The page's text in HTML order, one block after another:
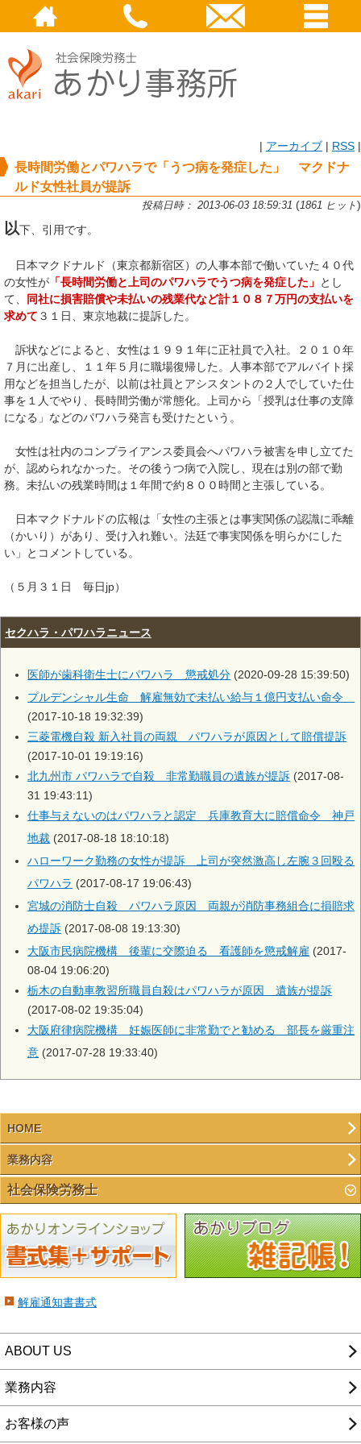
| アーカイブ | RSS |
長時間労働とパワハラで「うつ病を発症した」 マクドナ
ルド女性社員が提訴
投稿日時： 2013-06-03 18:59:31 (1861 ヒット)
以下、引用です。
日本マクドナルド（東京都新宿区）の人事本部で働いていた４０代
の女性が 「長時間労働と上司のパワハラでうつ病を発症した」 とし
て、
同社に損害賠償や未払いの残業代など計１０８７万円の支払いを
求めて ３１日、東京地裁に提訴した。
訴状などによると、女性は１９９１年に正社員で入社。２０１０年
７月に出産し、１１年５月に職場復帰した。人事本部でアルバイト採
用などを担当したが、以前は社員とアシスタントの２人でしていた仕
事を１人でやり、長時間労働が常態化。上司から「授乳は仕事の支障
になる」などのパワハラ発言も受けたという。
女性は社内のコンプライアンス委員会へパワハラ被害を申し立てた
が、認められなかった。その後うつ病で入院し、現在は別の部で勤
務。未払いの残業時間は１年間で約８００時間と主張している。
日本マクドナルドの広報は「女性の主張とは事実関係の認識に乖離
（かいり）があり、受け入れ難い。法廷で事実関係を明らかにした
い」とコメントしている。
（５月３１日 毎日jp）
セクハラ・パワハラニュース
医師が歯科衛生士にパワハラ 懲戒処分 (2020-09-28 15:39:50)
プルデンシャル生命 解雇無効で未払い給与１億円支払い命令
(2017-10-18 19:32:39)
三菱電機自殺 新入社員の両親 パワハラが原因として賠償提訴
(2017-10-01 19:19:16)
北九州市 パワハラで自殺 非常勤職員の遺族が提訴 (2017-08-
31 19:43:11)
仕事与えないのはパワハラと認定 兵庫教育大に賠償命令 神戸
地裁 (2017-08-18 18:10:18)
ハローワーク勤務の女性が提訴 上司が突然激高し左腕３回殴る
パワハラ (2017-08-17 19:06:43)
宮城の消防士自殺 パワハラ原因 両親が消防事務組合に損賠求
め提訴 (2017-08-08 19:13:30)
大阪市民病院機構 後輩に交際迫る 看護師を懲戒解雇 (2017-
08-04 19:06:20)
栃木の自動車教習所職員自殺はパワハラが原因 遺族が提訴
(2017-08-02 19:35:04)
大阪府律病院機構 妊娠医師に非常勤でと勧める 部長を厳重注
意 (2017-07-28 19:33:40)
HOME
業務内容
社会保険労務士
解雇通知書書式
ABOUT US
業務内容
お客様の声